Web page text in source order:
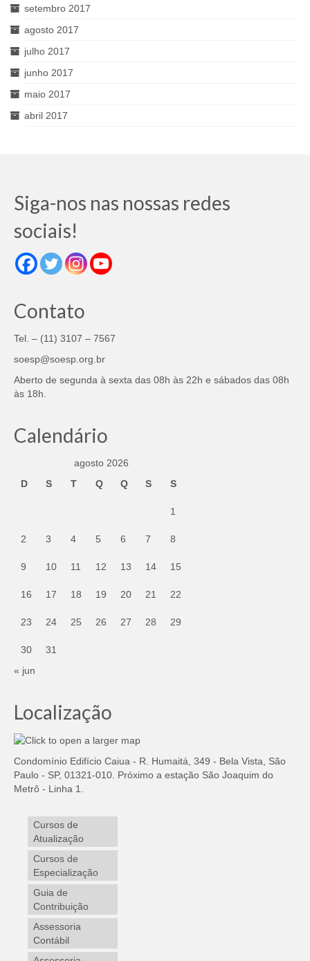
setembro 2017
agosto 2017
julho 2017
junho 2017
maio 2017
abril 2017
Siga-nos nas nossas redes
sociais!
Contato
Tel. – (11) 3107 – 7567
soesp@soesp.org.br
Aberto de segunda à sexta das 08h às 22h e sábados das 08h
às 18h.
Calendário
agosto 2026
D
S T Q Q S S
1
2 3 4 5 6 7 8
9 10 11 12 13 14 15
16 17 18 19 20 21 22
23 24 25 26 27 28 29
30
31
« jun
Localização
Condomínio Edifício Caiua - R. Humaitá, 349 - Bela Vista, São
Paulo - SP, 01321-010. Próximo a estação São Joaquim do
Metrô - Linha 1.
Cursos de
Atualização
Cursos de
Especialização
Guia de
Contribuição
Assessoria
Contábil